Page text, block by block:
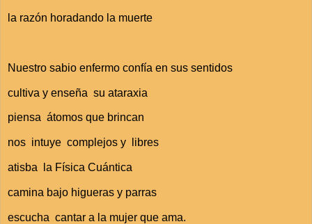
la razón horadando la muerte
Nuestro sabio enfermo confía en sus sentidos
cultiva y enseña su ataraxia
piensa átomos que brincan
nos intuye complejos y libres
atisba la Física Cuántica
camina bajo higueras y parras
escucha cantar a la mujer que ama.